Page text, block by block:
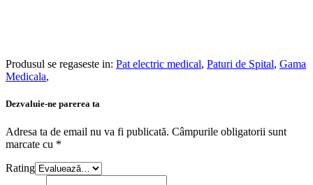
Produsul se regaseste in: Pat electric medical, Paturi de Spital, Gama
Medicala,
Dezvaluie-ne parerea ta
Adresa ta de email nu va fi publicată. Câmpurile obligatorii sunt
marcate cu *
Rating